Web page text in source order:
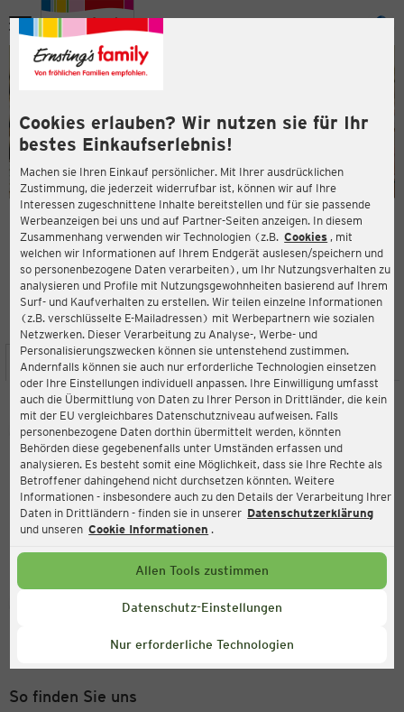
Cookies erlauben? Wir nutzen sie für Ihr
bestes Einkaufserlebnis!
Machen sie Ihren Einkauf persönlicher. Mit Ihrer ausdrücklichen
Zustimmung, die jederzeit widerrufbar ist, können wir auf Ihre
Interessen zugeschnittene Inhalte bereitstellen und für sie passende
Werbeanzeigen bei uns und auf Partner-Seiten anzeigen. In diesem
Zusammenhang verwenden wir Technologien (z.B. Cookies , mit
welchen wir Informationen auf Ihrem Endgerät auslesen/speichern und
so personenbezogene Daten verarbeiten), um Ihr Nutzungsverhalten zu
analysieren und Profile mit Nutzungsgewohnheiten basierend auf Ihrem
Surf- und Kaufverhalten zu erstellen. Wir teilen einzelne Informationen
(z.B. verschlüsselte E-Mailadressen) mit Werbepartnern wie sozialen
Netzwerken. Dieser Verarbeitung zu Analyse-, Werbe- und
Personalisierungszwecken können sie untenstehend zustimmen.
Andernfalls können sie auch nur erforderliche Technologien einsetzen
oder Ihre Einstellungen individuell anpassen. Ihre Einwilligung umfasst
auch die Übermittlung von Daten zu Ihrer Person in Drittländer, die kein
mit der EU vergleichbares Datenschutzniveau aufweisen. Falls
personenbezogene Daten dorthin übermittelt werden, könnten
Behörden diese gegebenenfalls unter Umständen erfassen und
analysieren. Es besteht somit eine Möglichkeit, dass sie Ihre Rechte als
Betroffener dahingehend nicht durchsetzen könnten. Weitere
Informationen - insbesondere auch zu den Details der Verarbeitung Ihrer
Daten in Drittländern - finden sie in unserer Datenschutzerklärung
und unseren Cookie Informationen .
Allen Tools zustimmen
Datenschutz-Einstellungen
Nur erforderliche Technologien
Menü
ERNSTING'S FAMILY FILIALE
Schleefstrasse 15
44287 Dortmund
4,3
Bewertung:
STANDORT SERVICES SORTIMENT AKTIONEN
Ernsting's family
Schleefstrasse 15, 44287 Dortmund
Service Hotline
Montag bis Freitag 8-18 Uhr
So finden Sie uns